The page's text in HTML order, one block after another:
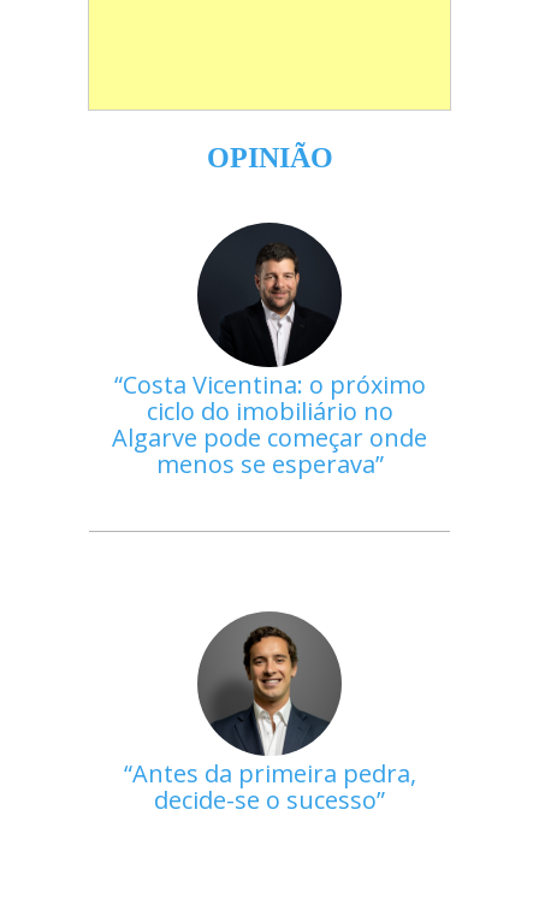
OPINIÃO
Costa Vicentina: o próximo
ciclo do imobiliário no
Algarve pode começar onde
menos se esperava
Antes da primeira pedra,
decide-se o sucesso